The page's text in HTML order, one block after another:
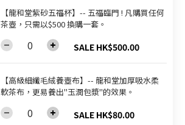
【龍和堂紫砂五福杯‬】-- 五福臨門 ! 凡購買任何
茶壺，只需以$500 換購一套。
SALE HK$500.00
【高級細纖毛絨養壺布】-- 龍和堂加厚吸水柔
軟茶布，更易養出"玉潤包漿"的效果。
SALE HK$80.00